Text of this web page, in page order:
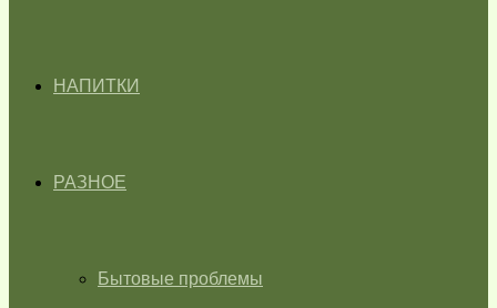
НАПИТКИ
РАЗНОЕ
Бытовые проблемы